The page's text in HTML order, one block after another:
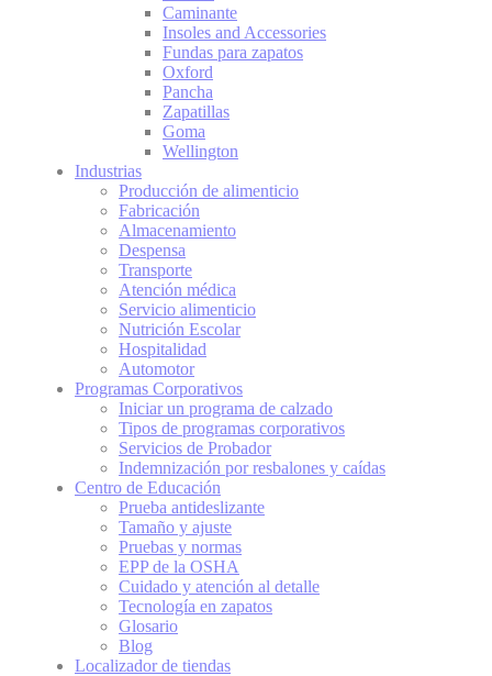
Caminante
Insoles and Accessories
Fundas para zapatos
Oxford
Pancha
Zapatillas
Goma
Wellington
Industrias
Producción de alimenticio
Fabricación
Almacenamiento
Despensa
Transporte
Atención médica
Servicio alimenticio
Nutrición Escolar
Hospitalidad
Automotor
Programas Corporativos
Iniciar un programa de calzado
Tipos de programas corporativos
Servicios de Probador
Indemnización por resbalones y caídas
Centro de Educación
Prueba antideslizante
Tamaño y ajuste
Pruebas y normas
EPP de la OSHA
Cuidado y atención al detalle
Tecnología en zapatos
Glosario
Blog
Localizador de tiendas